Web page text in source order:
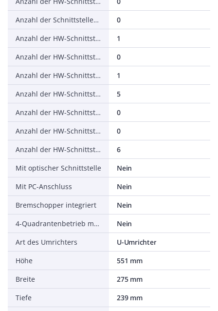
Anzahl der Schnittstellen PROFINET
0
Anzahl der HW-Schnittstellen seriell RS-232
1
Anzahl der HW-Schnittstellen seriell RS-422
0
Anzahl der HW-Schnittstellen seriell RS-485
1
Anzahl der HW-Schnittstellen seriell TTY
5
Anzahl der HW-Schnittstellen USB
0
Anzahl der HW-Schnittstellen parallel
0
Anzahl der HW-Schnittstellen sonstige
6
Mit optischer Schnittstelle
Nein
Mit PC-Anschluss
Nein
Bremschopper integriert
Nein
4-Quadrantenbetrieb möglich
Nein
Art des Umrichters
U-Umrichter
Höhe
551 mm
Breite
275 mm
Tiefe
239 mm